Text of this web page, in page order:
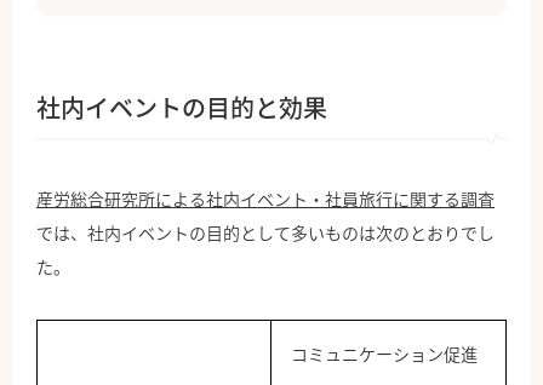
社内イベントの目的と効果
産労総合研究所による社内イベント・社員旅行に関する調査
では、社内イベントの目的として多いものは次のとおりでし
た。
コミュニケーション促進